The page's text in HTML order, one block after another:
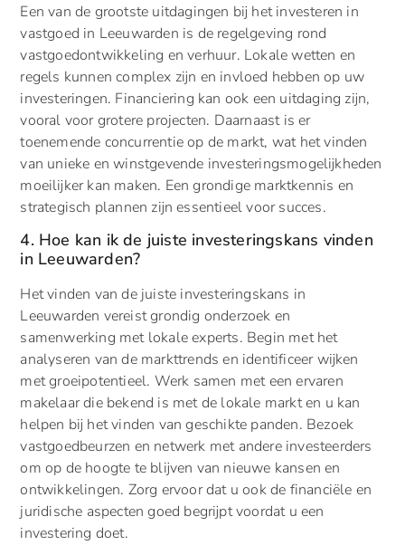
Een van de grootste uitdagingen bij het investeren in
vastgoed in Leeuwarden is de regelgeving rond
vastgoedontwikkeling en verhuur. Lokale wetten en
regels kunnen complex zijn en invloed hebben op uw
investeringen. Financiering kan ook een uitdaging zijn,
vooral voor grotere projecten. Daarnaast is er
toenemende concurrentie op de markt, wat het vinden
van unieke en winstgevende investeringsmogelijkheden
moeilijker kan maken. Een grondige marktkennis en
strategisch plannen zijn essentieel voor succes.
4. Hoe kan ik de juiste investeringskans vinden
in Leeuwarden?
Het vinden van de juiste investeringskans in
Leeuwarden vereist grondig onderzoek en
samenwerking met lokale experts. Begin met het
analyseren van de markttrends en identificeer wijken
met groeipotentieel. Werk samen met een ervaren
makelaar die bekend is met de lokale markt en u kan
helpen bij het vinden van geschikte panden. Bezoek
vastgoedbeurzen en netwerk met andere investeerders
om op de hoogte te blijven van nieuwe kansen en
ontwikkelingen. Zorg ervoor dat u ook de financiële en
juridische aspecten goed begrijpt voordat u een
investering doet.